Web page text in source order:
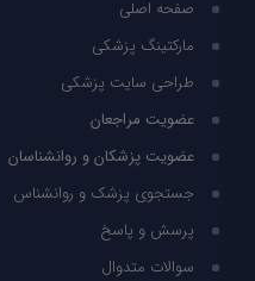
صفحه اصلی
مارکتینگ پزشکی
طراحی سایت پزشکی
عضویت مراجعان
عضویت پزشکان و روانشناسان
جستجوی پزشک و روانشناس
پرسش و پاسخ
سوالات متدوال